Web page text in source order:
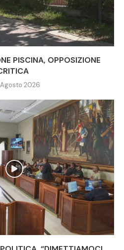
PISCINA, OPPOSIZIONE
2026